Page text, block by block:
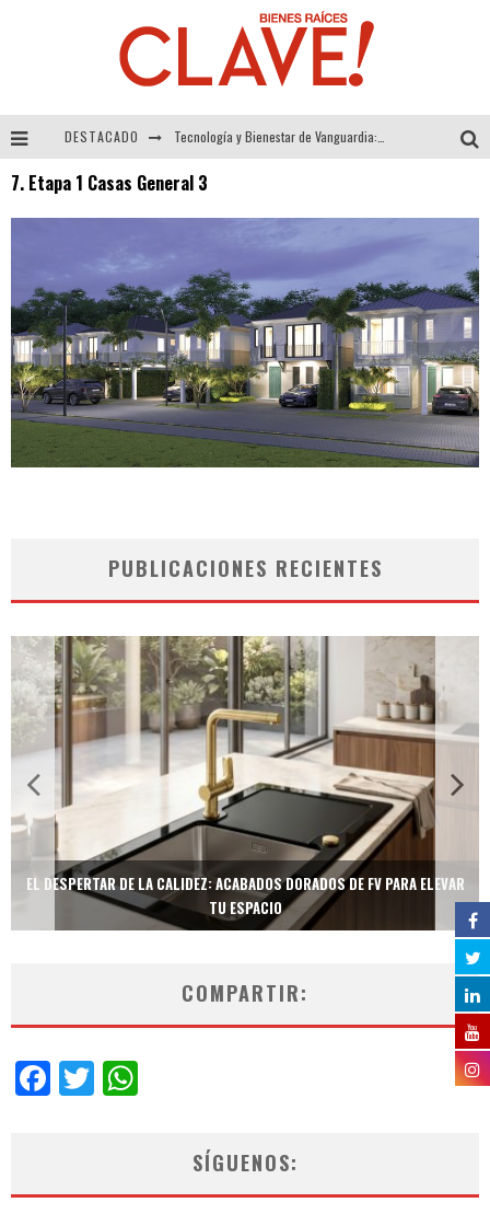
DESTACADO
Alexandra Bedoya – La Constancia detrás de La Paletería
7. Etapa 1 Casas General 3
PUBLICACIONES RECIENTES
EL DESPERTAR DE LA CALIDEZ: ACABADOS DORADOS DE FV PARA ELEVAR
TU ESPACIO
COMPARTIR:
Facebook
Twitter
SÍGUENOS: